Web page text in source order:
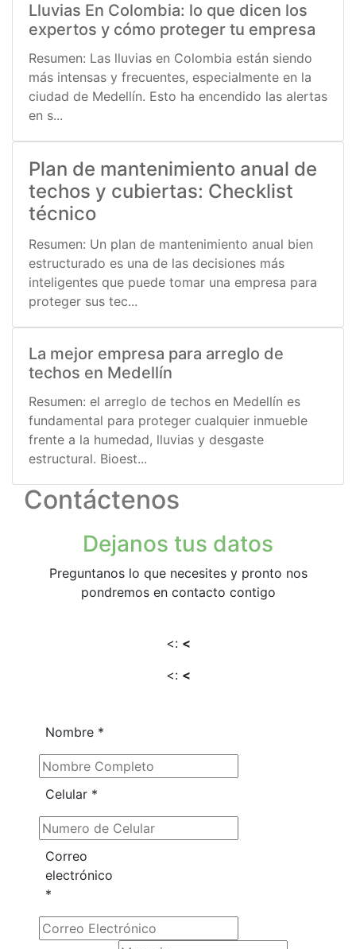
Lluvias En Colombia: lo que dicen los
expertos y cómo proteger tu empresa
Resumen: Las lluvias en Colombia están siendo
más intensas y frecuentes, especialmente en la
ciudad de Medellín. Esto ha encendido las alertas
en s...
Plan de mantenimiento anual de
techos y cubiertas: Checklist
técnico
Resumen: Un plan de mantenimiento anual bien
estructurado es una de las decisiones más
inteligentes que puede tomar una empresa para
proteger sus tec...
La mejor empresa para arreglo de
techos en Medellín
Resumen: el arreglo de techos en Medellín es
fundamental para proteger cualquier inmueble
frente a la humedad, lluvias y desgaste
estructural. Bioest...
Contáctenos
Dejanos tus datos
Preguntanos lo que necesites y pronto nos
pondremos en contacto contigo
<: <
<: <
Nombre *
Celular *
Correo
electrónico
*